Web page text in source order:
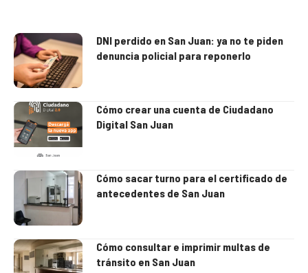
DNI perdido en San Juan: ya no te piden
denuncia policial para reponerlo
Cómo crear una cuenta de Ciudadano
Digital San Juan
Cómo sacar turno para el certificado de
antecedentes de San Juan
Cómo consultar e imprimir multas de
tránsito en San Juan